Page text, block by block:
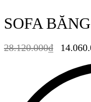
SOFA
28.120.000₫